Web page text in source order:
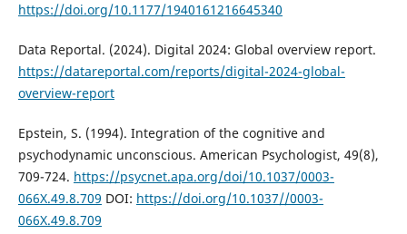
https://doi.org/10.1177/1940161216645340
Data Reportal. (2024). Digital 2024: Global overview report.
https://datareportal.com/reports/digital-2024-global-
overview-report
Epstein, S. (1994). Integration of the cognitive and
psychodynamic unconscious. American Psychologist, 49(8),
709-724. https://psycnet.apa.org/doi/10.1037/0003-
066X.49.8.709 DOI: https://doi.org/10.1037//0003-
066X.49.8.709